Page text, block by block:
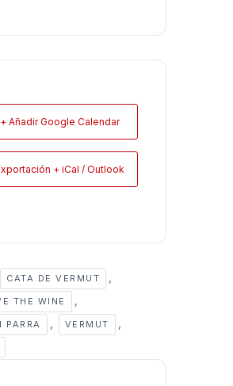
+ Añadir Google Calendar
+ iCal / Outlook
CATA DE VERMUT
THE WINE
PARRA VERMUT